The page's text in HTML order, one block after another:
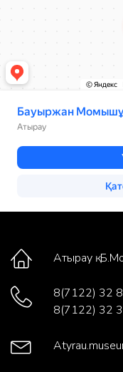
Атырау қ.
8(7122) 32
8(7122) 32